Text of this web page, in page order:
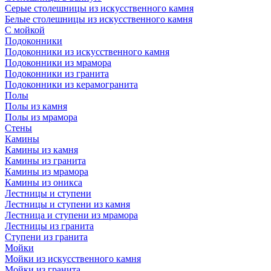
Серые столешницы из искусственного камня
Белые столешницы из искусственного камня
С мойкой
Подоконники
Подоконники из искусственного камня
Подоконники из мрамора
Подоконники из гранита
Подоконники из керамогранита
Полы
Полы из камня
Полы из мрамора
Стены
Камины
Камины из камня
Камины из гранита
Камины из мрамора
Камины из оникса
Лестницы и ступени
Лестницы и ступени из камня
Лестница и ступени из мрамора
Лестницы из гранита
Ступени из гранита
Мойки
Мойки из искусственного камня